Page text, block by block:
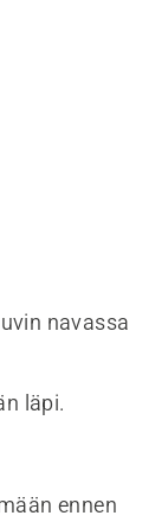
navassa
läpi.
ennen